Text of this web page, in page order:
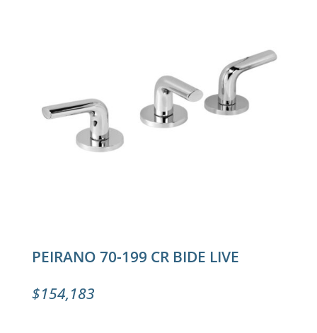
PEIRANO 70-199 CR BIDE LIVE
$154,183